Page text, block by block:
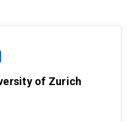
of Zurich